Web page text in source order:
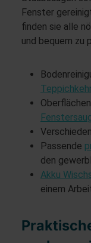
Fenster
finden sie alle
und bequem zu
Passende
den
Akku
einem